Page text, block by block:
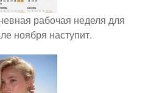
рабочая неделя для
ноября наступит.